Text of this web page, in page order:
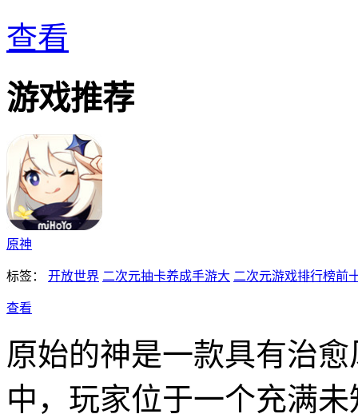
查看
游戏推荐
原神
标签： 开放世界 二次元抽卡养成手游大 二次元游戏排行榜前
查看
原始的神是一款具有治
中，玩家位于一个充满